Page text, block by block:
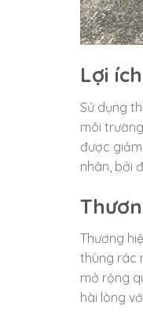
Lợi
Sử dụng
môi
được
nhân, bởi
Thương
thùng rác
mở rộng
hài lòng